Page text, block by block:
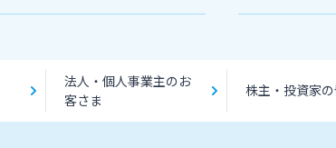
法人・個人事業主のお
客さま
株主・投資家